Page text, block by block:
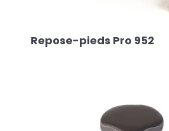
Repose-pieds Pro 952